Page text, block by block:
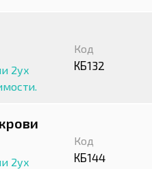
2ух
Код
КБ132
2ух
Код
КБ144